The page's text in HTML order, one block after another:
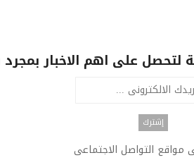
لتحصل على اهم الاخبار
مواقع التواصل الاجتماعى